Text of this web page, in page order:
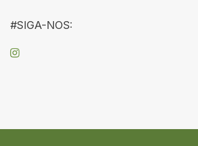
#SIGA-NOS: